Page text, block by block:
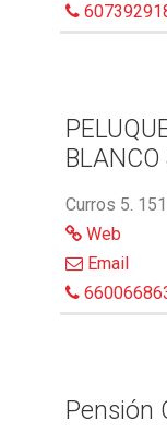
BLANCO
Curros 5.
Web
Email
Pensión